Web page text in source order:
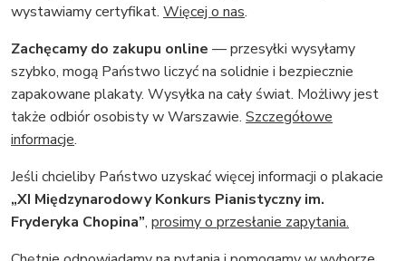
wystawiamy certyfikat. Więcej o nas.
Zachęcamy do zakupu online — przesyłki wysyłamy
szybko, mogą Państwo liczyć na solidnie i bezpiecznie
zapakowane plakaty. Wysyłka na cały świat. Możliwy jest
także odbiór osobisty w Warszawie. Szczegółowe
informacje.
Jeśli chcieliby Państwo uzyskać więcej informacji o plakacie
„XI Międzynarodowy Konkurs Pianistyczny im.
Fryderyka Chopina”, prosimy o przesłanie zapytania.